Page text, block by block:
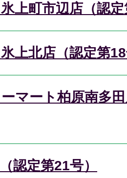
上町市辺店（認
上北店（認定第
マート柏原南多
認定第21号）